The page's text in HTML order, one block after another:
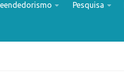
Pesquisa